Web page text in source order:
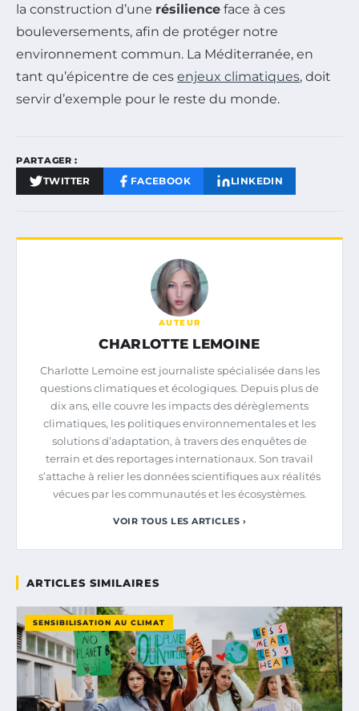
la construction d’une résilience face à ces
bouleversements, afin de protéger notre
environnement commun. La Méditerranée, en
tant qu’épicentre de ces enjeux climatiques, doit
servir d’exemple pour le reste du monde.
PARTAGER :
TWITTER FACEBOOK LINKEDIN
AUTEUR
CHARLOTTE LEMOINE
Charlotte Lemoine est journaliste spécialisée dans les
questions climatiques et écologiques. Depuis plus de
dix ans, elle couvre les impacts des dérèglements
climatiques, les politiques environnementales et les
solutions d’adaptation, à travers des enquêtes de
terrain et des reportages internationaux. Son travail
s’attache à relier les données scientifiques aux réalités
vécues par les communautés et les écosystèmes.
VOIR TOUS LES ARTICLES ›
ARTICLES SIMILAIRES
SENSIBILISATION AU CLIMAT